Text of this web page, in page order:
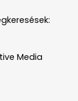
Media